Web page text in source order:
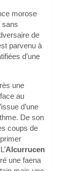
morose
sans
de
parvenu à
d’une
une
au
d’une
De son
coups de
Alcurrucen
une faena